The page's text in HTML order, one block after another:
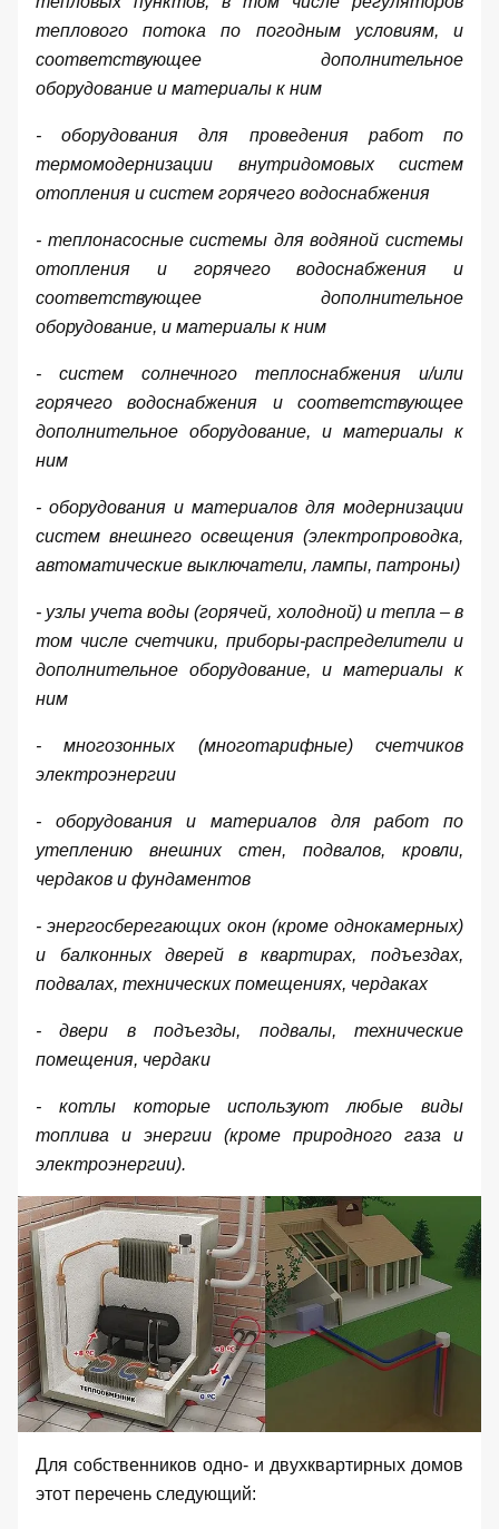
теплового потока по погодным условиям, и
соответствующее дополнительное
оборудование и материалы к ним
- оборудования для проведения работ по
термомодернизации внутридомовых систем
отопления и систем горячего водоснабжения
- теплонасосные системы для водяной системы
отопления и горячего водоснабжения и
соответствующее дополнительное
оборудование, и материалы к ним
- систем солнечного теплоснабжения и/или
горячего водоснабжения и соответствующее
дополнительное оборудование, и материалы к
ним
- оборудования и материалов для модернизации
систем внешнего освещения (электропроводка,
автоматические выключатели, лампы, патроны)
- узлы учета воды (горячей, холодной) и тепла – в
том числе счетчики, приборы-распределители и
дополнительное оборудование, и материалы к
ним
- многозонных (многотарифные) счетчиков
электроэнергии
- оборудования и материалов для работ по
утеплению внешних стен, подвалов, кровли,
чердаков и фундаментов
- энергосберегающих окон (кроме однокамерных)
и балконных дверей в квартирах, подъездах,
подвалах, технических помещениях, чердаках
- двери в подъезды, подвалы, технические
помещения, чердаки
- котлы которые используют любые виды
топлива и энергии (кроме природного газа и
электроэнергии).
Для собственников одно- и двухквартирных домов
этот перечень следующий: